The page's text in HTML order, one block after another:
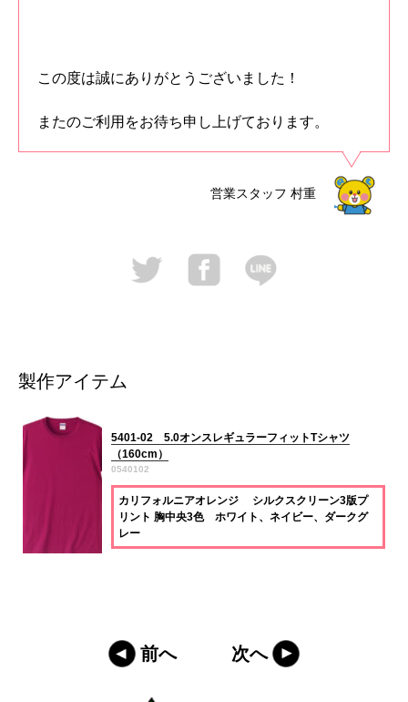
この度は誠にありがとうございました！
またのご利用をお待ち申し上げております。
営業スタッフ 村重
製作アイテム
5401-02 5.0オンスレギュラーフィットTシャツ
（160cm）
0540102
カリフォルニアオレンジ シルクスクリーン3版プ
リント 胸中央3色 ホワイト、ネイビー、ダークグ
レー
前へ 次へ